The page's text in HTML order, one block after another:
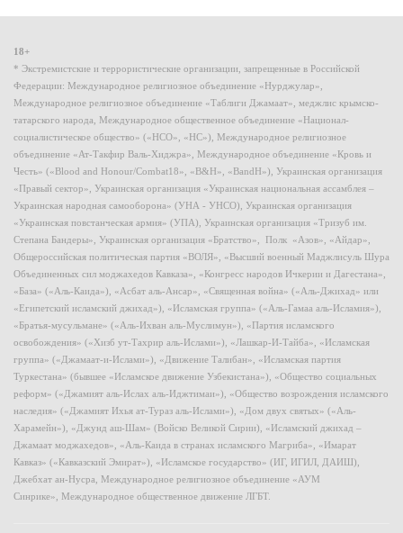
18+
* Экстремистские и террористические организации, запрещенные в Российской
Федерации: Международное религиозное объединение «Нурджулар»,
Международное религиозное объединение «Таблиги Джамаат», меджлис крымско-
татарского народа, Международное общественное объединение «Национал-
социалистическое общество» («НСО», «НС»), Международное религиозное
объединение «Ат-Такфир Валь-Хиджра», Международное объединение «Кровь и
Честь» («Blood and Honour/Combat18», «B&H», «BandH»), Украинская организация
«Правый сектор», Украинская организация «Украинская национальная ассамблея –
Украинская народная самооборона» (УНА - УНСО), Украинская организация
«Украинская повстанческая армия» (УПА), Украинская организация «Тризуб им.
Степана Бандеры», Украинская организация «Братство», Полк «Азов», «Айдар»,
Общероссийская политическая партия «ВОЛЯ», «Высший военный Маджлисуль Шура
Объединенных сил моджахедов Кавказа», «Конгресс народов Ичкерии и Дагестана»,
«База» («Аль-Каида»), «Асбат аль-Ансар», «Священная война» («Аль-Джихад» или
«Египетский исламский джихад»), «Исламская группа» («Аль-Гамаа аль-Исламия»),
«Братья-мусульмане» («Аль-Ихван аль-Муслимун»), «Партия исламского
освобождения» («Хизб ут-Тахрир аль-Ислами»), «Лашкар-И-Тайба», «Исламская
группа» («Джамаат-и-Ислами»), «Движение Талибан», «Исламская партия
Туркестана» (бывшее «Исламское движение Узбекистана»), «Общество социальных
реформ» («Джамият аль-Ислах аль-Иджтимаи»), «Общество возрождения исламского
наследия» («Джамият Ихья ат-Тураз аль-Ислами»), «Дом двух святых» («Аль-
Харамейн»), «Джунд аш-Шам» (Войско Великой Сирии), «Исламский джихад –
Джамаат моджахедов», «Аль-Каида в странах исламского Магриба», «Имарат
Кавказ» («Кавказский Эмират»), «Исламское государство» (ИГ, ИГИЛ, ДАИШ),
Джебхат ан-Нусра, Международное религиозное объединение «АУМ
Синрике», Международное общественное движение ЛГБТ.